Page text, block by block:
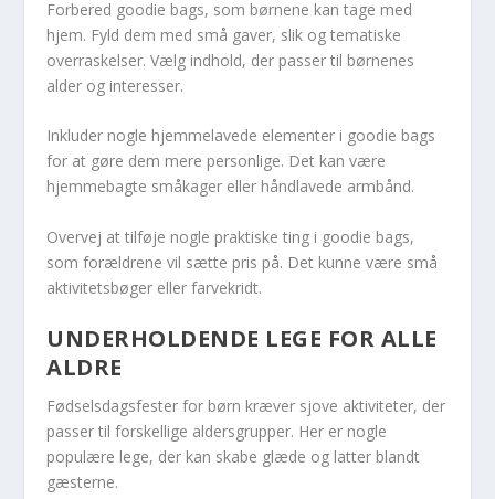
Forbered goodie bags, som børnene kan tage med
hjem. Fyld dem med små gaver, slik og tematiske
overraskelser. Vælg indhold, der passer til børnenes
alder og interesser.
Inkluder nogle hjemmelavede elementer i goodie bags
for at gøre dem mere personlige. Det kan være
hjemmebagte småkager eller håndlavede armbånd.
Overvej at tilføje nogle praktiske ting i goodie bags,
som forældrene vil sætte pris på. Det kunne være små
aktivitetsbøger eller farvekridt.
UNDERHOLDENDE LEGE FOR ALLE
ALDRE
Fødselsdagsfester for børn kræver sjove aktiviteter, der
passer til forskellige aldersgrupper. Her er nogle
populære lege, der kan skabe glæde og latter blandt
gæsterne.